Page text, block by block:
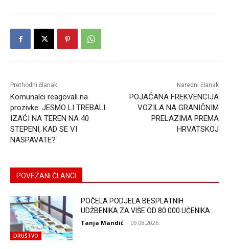
Prethodni članak
Komunalci reagovali na
prozivke: JESMO LI TREBALI
IZAĆI NA TEREN NA 40
STEPENI, KAD SE VI
NASPAVATE?
Naredni članak
POJAČANA FREKVENCIJA
VOZILA NA GRANIČNIM
PRELAZIMA PREMA
HRVATSKOJ
POVEZANI ČLANCI
DRUŠTVO
POČELA PODJELA BESPLATNIH
UDŽBENIKA ZA VIŠE OD 80.000 UČENIKA
Tanja Mandić - 09.08.2026.